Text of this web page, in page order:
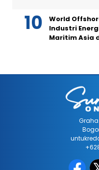
World
Industri
Maritim Asia
Graha